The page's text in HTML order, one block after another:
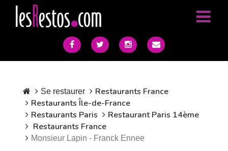
Se restaurer
Restaurants France
Restaurants Île-de-France
Restaurants Paris
Restaurant Paris 14ème
Restaurants France
Monsieur Lapin - Franck Ennee